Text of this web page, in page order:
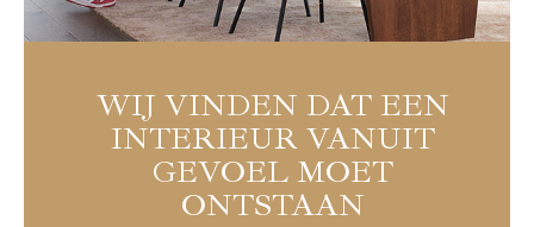
WIJ VINDEN DAT EEN
INTERIEUR VANUIT
GEVOEL MOET
ONTSTAAN